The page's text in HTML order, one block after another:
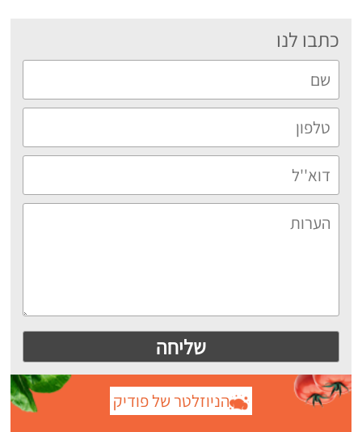
כתבו לנו
הניוזלטר של פודיק